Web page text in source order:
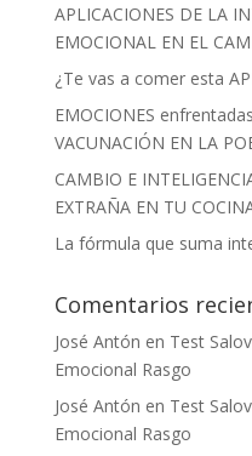
APLICACIONES DE LA
EMOCIONAL EN EL
¿Te vas a comer esta
EMOCIONES
VACUNACIÓN EN LA
CAMBIO E
EXTRAÑA EN TU
La fórmula que suma
Comentarios
José Antón en Test
Emocional Rasgo
José Antón en Test
Emocional Rasgo